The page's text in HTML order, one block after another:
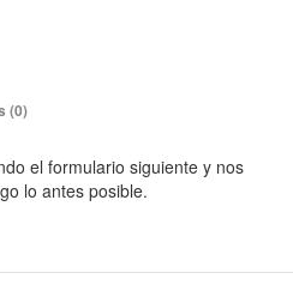
(0)
el formulario siguiente y nos
lo antes posible.